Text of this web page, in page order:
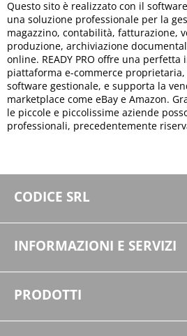
Questo sito è realizzato con il
una soluzione professionale per la
magazzino, contabilità, fatturazione,
produzione, archiviazione
online. READY PRO offre una
piattaforma e-commerce
software gestionale, e supporta la
marketplace come eBay e Amazon.
le piccole e piccolissime aziende
professionali, precedentemente
CODICE SRL
Tel. +39 0549 941204
Iscritta al n.79 del registro delle attivita' e-
INFORMAZIONI E SERVIZI
Cookie policy
PRODOTTI